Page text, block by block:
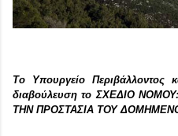
To Υπουργείο Περιβάλλοντος
διαβούλευση το ΣΧΕΔΙΟ
ΤΗΝ ΠΡΟΣΤΑΣΙΑ ΤΟΥ